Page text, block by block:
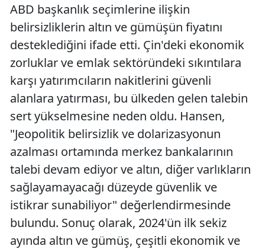
ABD başkanlık seçimlerine ilişkin
belirsizliklerin altın ve gümüşün fiyatını
desteklediğini ifade etti. Çin'deki ekonomik
zorluklar ve emlak sektöründeki sıkıntılara
karşı yatırımcıların nakitlerini güvenli
alanlara yatırması, bu ülkeden gelen talebin
sert yükselmesine neden oldu. Hansen,
"Jeopolitik belirsizlik ve dolarizasyonun
azalması ortamında merkez bankalarının
talebi devam ediyor ve altın, diğer varlıkların
sağlayamayacağı düzeyde güvenlik ve
istikrar sunabiliyor" değerlendirmesinde
bulundu. Sonuç olarak, 2024'ün ilk sekiz
ayında altın ve gümüş, çeşitli ekonomik ve